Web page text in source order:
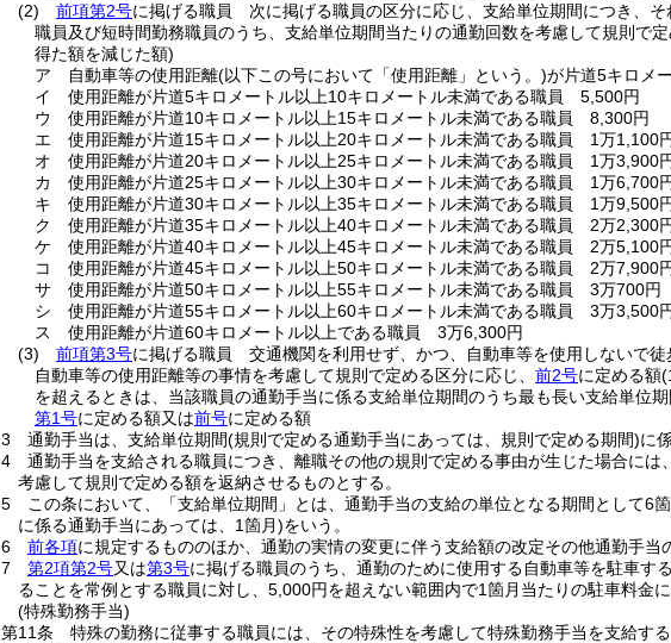
(2)
前項第2号に掲げる職員 次に掲げる職員の区分に応じ、支給単位期間につき、そ
職員及び短時間勤務職員のうち、支給単位期間当たりの通勤回数を考慮して規則で
得た額を減じた額)
ア
自動車等の使用距離(以下この号において「使用距離」という。)が片道5キロメ
イ
使用距離が片道5キロメートル以上10キロメートル未満である職員 5,500円
ウ
使用距離が片道10キロメートル以上15キロメートル未満である職員 8,300円
エ
使用距離が片道15キロメートル以上20キロメートル未満である職員 1万1,100
オ
使用距離が片道20キロメートル以上25キロメートル未満である職員 1万3,900
カ
使用距離が片道25キロメートル以上30キロメートル未満である職員 1万6,700
キ
使用距離が片道30キロメートル以上35キロメートル未満である職員 1万9,500
ク
使用距離が片道35キロメートル以上40キロメートル未満である職員 2万2,300
ケ
使用距離が片道40キロメートル以上45キロメートル未満である職員 2万5,100
コ
使用距離が片道45キロメートル以上50キロメートル未満である職員 2万7,900
サ
使用距離が片道50キロメートル以上55キロメートル未満である職員 3万700円
シ
使用距離が片道55キロメートル以上60キロメートル未満である職員 3万3,500
ス
使用距離が片道60キロメートル以上である職員 3万6,300円
(3)
前項第3号に掲げる職員 交通機関を利用せず、かつ、自動車等を使用しないで
自動車等の使用距離等の事情を考慮して規則で定める区分に応じ、 前2号に定める額
を超えるときは、当該職員の通勤手当に係る支給単位期間のうち最も長い支給単位
第1号に定める額又は前号に定める額
3
通勤手当は、支給単位期間(規則で定める通勤手当にあっては、規則で定める期間)に
4
通勤手当を支給される職員につき、離職その他の規則で定める事由が生じた場合に
考慮して規則で定める額を返納させるものとする。
5
この条において、「支給単位期間」とは、通勤手当の支給の単位となる期間として6
に係る通勤手当にあっては、1箇月)をいう。
6
前各項に規定するもののほか、通勤の実情の変更に伴う支給額の改定その他通勤手当
7
第2項第2号又は第3号に掲げる職員のうち、通勤のために使用する自動車等を駐車
ることを常例とする職員に対し、5,000円を超えない範囲内で1箇月当たりの駐車料金
(特殊勤務手当)
第11条
特殊の勤務に従事する職員には、その特殊性を考慮して特殊勤務手当を支給する